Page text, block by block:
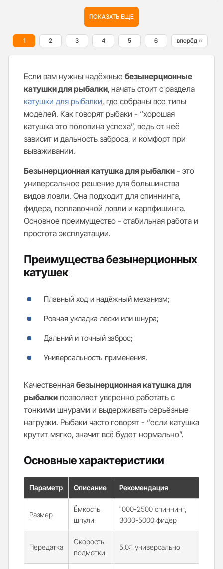
ПОКАЗАТЬ ЕЩЕ
1 2 3 4 5 6 вперёд »
Если вам нужны надёжные безынерционные
катушки для рыбалки, начать стоит с раздела
катушки для рыбалки, где собраны все типы
моделей. Как говорят рыбаки - “хорошая
катушка это половина успеха”, ведь от неё
зависит и дальность заброса, и комфорт при
вываживании.
Безынерционная катушка для рыбалки - это
универсальное решение для большинства
видов ловли. Она подходит для спиннинга,
фидера, поплавочной ловли и карпфишинга.
Основное преимущество - стабильная работа и
простота эксплуатации.
Преимущества безынерционных
катушек
Плавный ход и надёжный механизм;
Ровная укладка лески или шнура;
Дальний и точный заброс;
Универсальность применения.
Качественная безынерционная катушка для
рыбалки позволяет уверенно работать с
тонкими шнурами и выдерживать серьёзные
нагрузки. Рыбаки часто говорят - “если катушка
крутит мягко, значит всё будет нормально”.
Основные характеристики
Параметр Описание Рекомендация
Размер
Ёмкость
шпули
1000-2500 спиннинг,
3000-5000 фидер
Передатка
Скорость
подмотки
5.0:1 универсально